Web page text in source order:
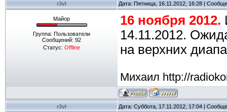
r3vl Дата: Пятница, 16.11.2012, 16:28 |
Майор
Группа: Пользователи
Сообщений: 92
Статус: Offline
16 ноября 2012.
14.11.2012.
на верхних
Михаил http://
r3vl Дата: Суббота, 17.11.2012, 17:04 |